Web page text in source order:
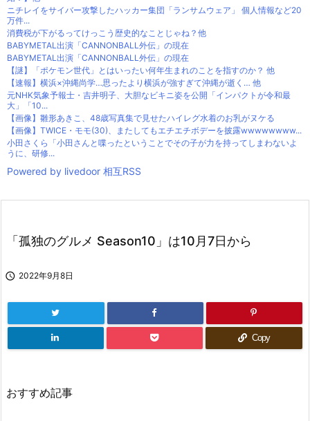
ニチレイをサイバー攻撃したハッカー集団「ランサムウェア」 個人情報など20
万件...
消費税が下がるってけっこう歴史的なことじゃね？他
BABYMETAL出演「CANNONBALL外伝」の現在
BABYMETAL出演「CANNONBALL外伝」の現在
【謎】「ポケモン世代」とはいったい何年生まれのことを指すのか？ 他
【速報】横浜×沖縄尚学…思ったより横浜が強すぎて沖縄が逝く… 他
元NHK気象予報士・吉井明子、大胆なビキニ姿を公開「インパクトが令和最
大」「10...
【画像】雛形あきこ、48歳写真集で見せたハイレグ水着のお乳がヌケる
【画像】TWICE・モモ(30)、またしてもエチエチボデーを披露wwwwwwww...
小田さくら「小田さんと喋ったということでその子が力を持ってしまわないよ
うに、研修...
Powered by livedoor 相互RSS
「孤独のグルメ Season10」は10月7日から
 2022年9月8日
Copy
おすすめ記事